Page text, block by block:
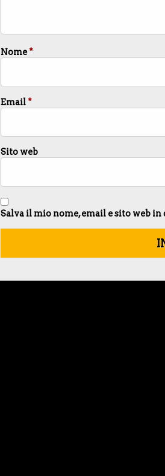
Nome*
Email*
Sito web
Salva il mio nome, email e sito web